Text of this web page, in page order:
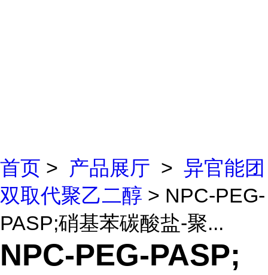
首页 > 产品展厅 > 异官能团
双取代聚乙二醇 > NPC-PEG-
PASP;硝基苯碳酸盐-聚...
NPC-PEG-PASP;